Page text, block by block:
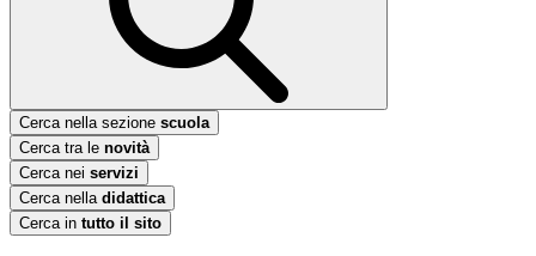
Cerca nella sezione scuola
Cerca tra le novità
Cerca nei servizi
Cerca nella didattica
Cerca in tutto il sito